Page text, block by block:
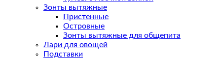
Зонты вытяжные
Пристенные
Островные
Зонты вытяжные для общепита
Лари для овощей
Подставки